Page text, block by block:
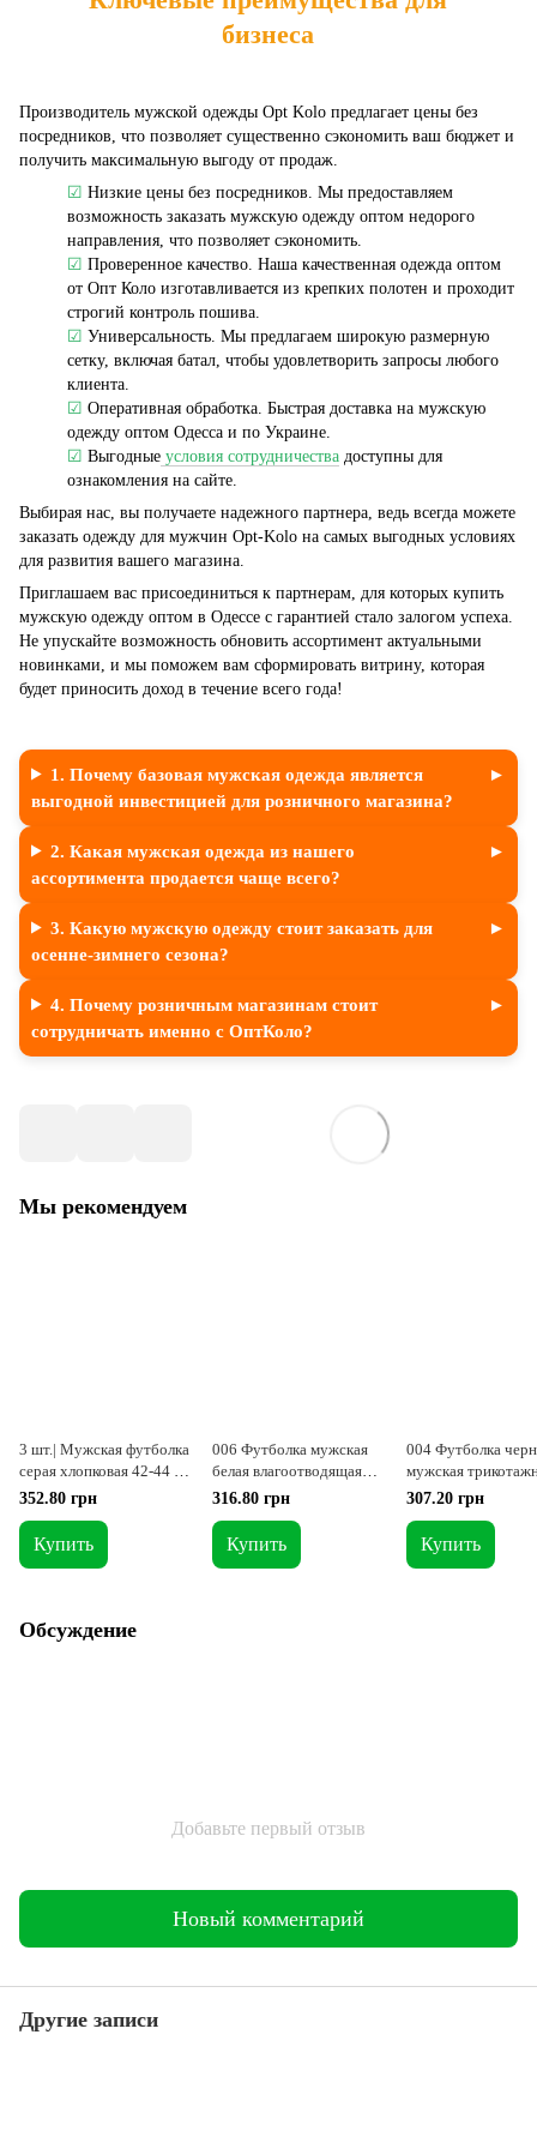
бизнеса
Производитель мужской одежды Opt Kolo предлагает цены без
посредников, что позволяет существенно сэкономить ваш бюджет и
получить максимальную выгоду от продаж.
☑ Низкие цены без посредников. Мы предоставляем
возможность заказать мужскую одежду оптом недорого
направления, что позволяет сэкономить.
☑ Проверенное качество. Наша качественная одежда оптом
от Опт Коло изготавливается из крепких полотен и проходит
строгий контроль пошива.
☑ Универсальность. Мы предлагаем широкую размерную
сетку, включая батал, чтобы удовлетворить запросы любого
клиента.
☑ Оперативная обработка. Быстрая доставка на мужскую
одежду оптом Одесса и по Украине.
☑ Выгодные условия сотрудничества доступны для
ознакомления на сайте.
Выбирая нас, вы получаете надежного партнера, ведь всегда можете
заказать одежду для мужчин Opt-Kolo на самых выгодных условиях
для развития вашего магазина.
Приглашаем вас присоединиться к партнерам, для которых купить
мужскую одежду оптом в Одессе с гарантией стало залогом успеха.
Не упускайте возможность обновить ассортимент актуальными
новинками, и мы поможем вам сформировать витрину, которая
будет приносить доход в течение всего года!
1. Почему базовая мужская одежда является
выгодной инвестицией для розничного магазина?
2. Какая мужская одежда из нашего
ассортимента продается чаще всего?
3. Какую мужскую одежду стоит заказать для
осенне-зимнего сезона?
4. Почему розничным магазинам стоит
сотрудничать именно с ОптКоло?
Мы рекомендуем
3 шт.| Мужская футболка
серая хлопковая 42-44 р.
артикул 51-XXS
352.80 грн
Купить
006 Футболка мужская
белая влагоотводящая
CoolMax L
316.80 грн
Купить
004 Футболка
мужская
307.20 грн
Купить
Обсуждение
Добавьте первый отзыв
Новый комментарий
Другие записи